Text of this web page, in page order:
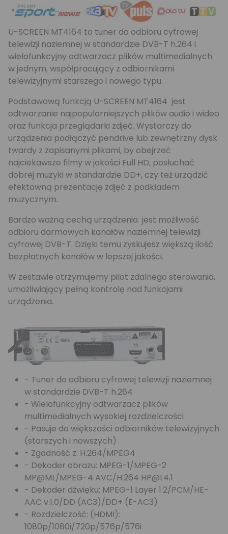
U-SCREEN MT4164 to tuner do odbioru cyfrowej
telewizji naziemnej w standardzie DVB-T h.264 i
wielofunkcyjny odtwarzacz plików multimedialnych
w jednym, współpracujący z odbiornikami
telewizyjnymi starszego i nowego typu.
Podstawową funkcją U-SCREEN MT4164 jest
odtwarzanie najpopularniejszych plików audio i wideo
oraz funkcja przeglądarki zdjęć. Wystarczy do
urządzenia podłączyć pendrive lub zewnętrzny dysk
twardy z zapisanymi plikami, by obejrzeć
najciekawsze filmy w jakości Full HD, posłuchać
dobrej muzyki w standardzie DD+, czy też urządzić
efektowną prezentację zdjęć z podkładem
muzycznym.
Bardzo ważną cechą urządzenia jest możliwość
odbioru darmowych kanałów naziemnej telewizji
cyfrowej DVB-T. Dzięki temu zyskujesz większą ilość
bezpłatnych kanałów w lepszej jakości.
W zestawie otrzymujemy pilot zdalnego sterowania,
umożliwiający pełną kontrolę nad funkcjami
urządzenia.
- Tuner do odbioru cyfrowej telewizji naziemnej
w standardzie DVB-T h.264
- Wielofunkcyjny odtwarzacz plików
multimedialnych wysokiej rozdzielczości
- Pasuje do większości odbiorników telewizyjnych
(starszych i nowszych)
- Zgodność z: H.264/MPEG4
- Dekoder obrazu: MPEG-1/MPEG-2
MP@ML/MPEG-4 AVC/H.264 HP@L4.1
- Dekoder dźwięku: MPEG-1 Layer 1.2/PCM/HE-
AAC v.1.0/DD (AC3)/DD+ (E-AC3)
- Rozdzielczość: (HDMI):
1080p/1080i/720p/576p/576i